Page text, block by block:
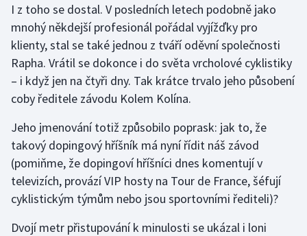
I z toho se dostal. V posledních letech podobně jako
mnohý někdejší profesionál pořádal vyjížďky pro
klienty, stal se také jednou z tváří oděvní společnosti
Rapha. Vrátil se dokonce i do světa vrcholové cyklistiky
– i když jen na čtyři dny. Tak krátce trvalo jeho působení
coby ředitele závodu Kolem Kolína.
Jeho jmenování totiž způsobilo poprask: jak to, že
takový dopingový hříšník má nyní řídit náš závod
(pomiňme, že dopingoví hříšníci dnes komentují v
televizích, provází VIP hosty na Tour de France, šéfují
cyklistickým týmům nebo jsou sportovními řediteli)?
Dvojí metr přistupování k minulosti se ukázal i loni